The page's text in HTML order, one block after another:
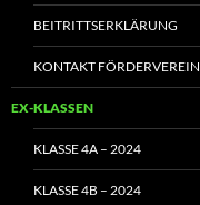
BEITRITTSERKLÄRUNG
KONTAKT FÖRDERVEREIN
EX-KLASSEN
KLASSE 4A – 2024
KLASSE 4B – 2024